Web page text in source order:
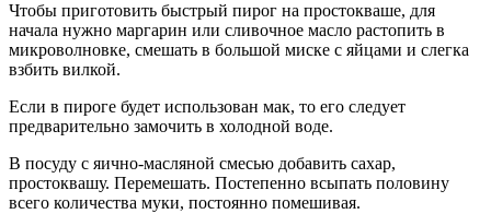
Чтобы приготовить быстрый пирог на простокваше, для
начала нужно маргарин или сливочное масло растопить в
микроволновке, смешать в большой миске с яйцами и слегка
взбить вилкой.
Если в пироге будет использован мак, то его следует
предварительно замочить в холодной воде.
В посуду с яично-масляной смесью добавить сахар,
простоквашу. Перемешать. Постепенно всыпать половину
всего количества муки, постоянно помешивая.